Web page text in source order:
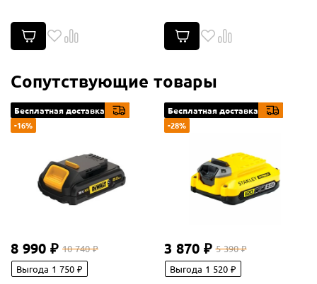
кейсе TSTAK
Сопутствующие товары
Бесплатная доставка
-16%
8 990 ₽ 10 740 ₽
Выгода 1 750 ₽
Бесплатная доставка
-28%
3 870 ₽ 5 390 ₽
Выгода 1 520 ₽